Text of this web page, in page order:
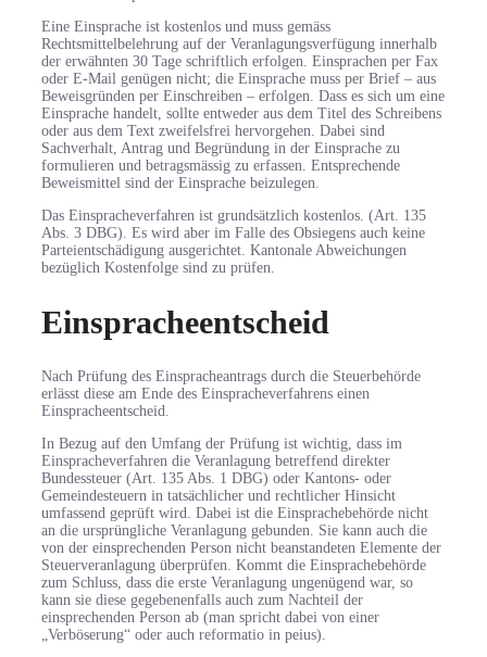
Eine Einsprache ist kostenlos und muss gemäss
Rechtsmittelbelehrung auf der Veranlagungsverfügung innerhalb
der erwähnten 30 Tage schriftlich erfolgen. Einsprachen per Fax
oder E-Mail genügen nicht; die Einsprache muss per Brief – aus
Beweisgründen per Einschreiben – erfolgen. Dass es sich um eine
Einsprache handelt, sollte entweder aus dem Titel des Schreibens
oder aus dem Text zweifelsfrei hervorgehen. Dabei sind
Sachverhalt, Antrag und Begründung in der Einsprache zu
formulieren und betragsmässig zu erfassen. Entsprechende
Beweismittel sind der Einsprache beizulegen.
Das Einspracheverfahren ist grundsätzlich kostenlos. (Art. 135
Abs. 3 DBG). Es wird aber im Falle des Obsiegens auch keine
Parteientschädigung ausgerichtet. Kantonale Abweichungen
bezüglich Kostenfolge sind zu prüfen.
Einspracheentscheid
Nach Prüfung des Einspracheantrags durch die Steuerbehörde
erlässt diese am Ende des Einspracheverfahrens einen
Einspracheentscheid.
In Bezug auf den Umfang der Prüfung ist wichtig, dass im
Einspracheverfahren die Veranlagung betreffend direkter
Bundessteuer (Art. 135 Abs. 1 DBG) oder Kantons- oder
Gemeindesteuern in tatsächlicher und rechtlicher Hinsicht
umfassend geprüft wird. Dabei ist die Einsprachebehörde nicht
an die ursprüngliche Veranlagung gebunden. Sie kann auch die
von der einsprechenden Person nicht beanstandeten Elemente der
Steuerveranlagung überprüfen. Kommt die Einsprachebehörde
zum Schluss, dass die erste Veranlagung ungenügend war, so
kann sie diese gegebenenfalls auch zum Nachteil der
einsprechenden Person ab (man spricht dabei von einer
„Verböserung“ oder auch reformatio in peius).